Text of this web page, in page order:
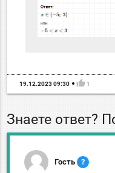
19.12.2023 09:30 thumb_up 1
Знаете ответ?
Гость ?